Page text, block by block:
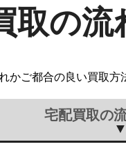
取の流
ご都合の良い買取方
宅配買取の